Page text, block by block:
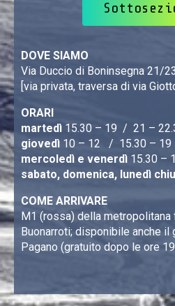
DOVE SIAMO
Via Duccio di Boninsegna 21/
[via privata, traversa di via
ORARI
martedì 15.30 – 19 / 21 –
giovedì 10 – 12 / 15.30 – 19
mercoledì e venerdì 15.30 –
sabato, domenica, lunedì
COME ARRIVARE
M1 (rossa) della metropolitana
Buonarroti; disponibile anche il
Pagano (gratuito dopo le ore